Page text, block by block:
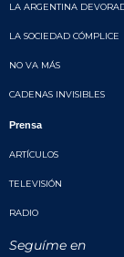
LA ARGENTINA
LA SOCIEDAD CÓMPLICE
NO VA MÁS
CADENAS INVISIBLES
Prensa
ARTÍCULOS
TELEVISIÓN
RADIO
Seguíme en